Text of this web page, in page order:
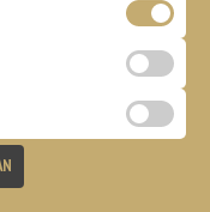
en saus naar keuze